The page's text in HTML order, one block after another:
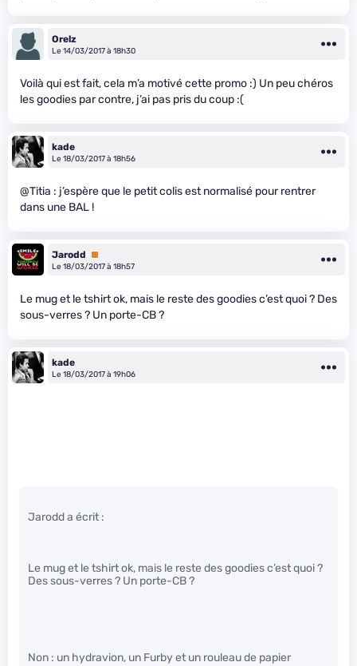
Orelz
Le 14/03/2017 à 18h30
Voilà qui est fait, cela m’a motivé cette promo :) Un peu chéros
les goodies par contre, j’ai pas pris du coup :(
kade
Le 18/03/2017 à 18h56
@Titia : j’espère que le petit colis est normalisé pour rentrer
dans une BAL !
Jarodd
Premium
Le 18/03/2017 à 18h57
Le mug et le tshirt ok, mais le reste des goodies c’est quoi ? Des
sous-verres ? Un porte-CB ?
kade
Le 18/03/2017 à 19h06
Jarodd a écrit :
Le mug et le tshirt ok, mais le reste des goodies c’est quoi ?
Des sous-verres ? Un porte-CB ?
Non : un hydravion, un Furby et un rouleau de papier